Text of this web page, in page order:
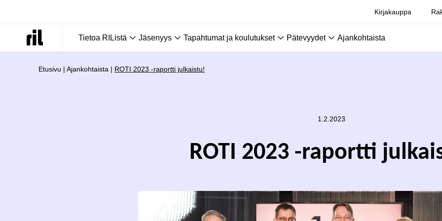
Kirjakauppa
Tietoa RIListä Jäsenyys Tapahtumat ja koulutukset Pätevyydet Ajankohtaista
Etusivu | Ajankohtaista | ROTI 2023 -raportti julkaistu!
1.2.2023
ROTI 2023 -raportti